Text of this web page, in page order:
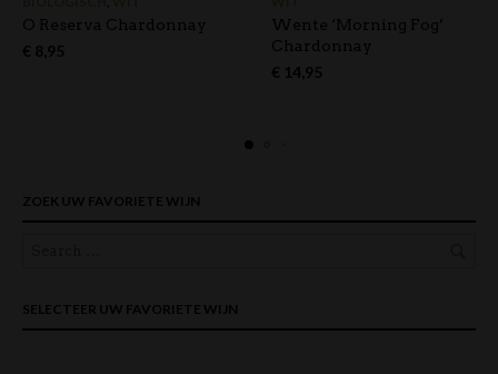
O Reserva Chardonnay
€ 8,95
Wente ‘Morning Fog’
Chardonnay
€ 14,95
ZOEK UW FAVORIETE WIJN
SELECTEER UW FAVORIETE WIJN